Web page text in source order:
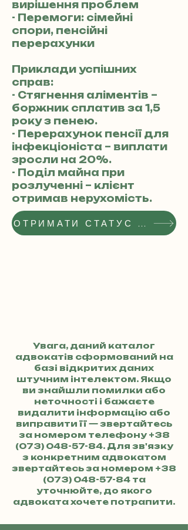
вирішення проблем
- Перемоги: сімейні
спори, пенсійні
перерахунки
Приклади успішних
справ:
- Стягнення аліментів –
боржник сплатив за 1,5
року з пенею.
- Перерахунок пенсії для
інфекціоніста – виплати
зросли на 20%.
- Поділ майна при
розлученні – клієнт
отримав нерухомість.
ОТРИМАТИ СТАТУС РЕКОМЕНДОВАНОГО АДВОКАТА
Увага, даний каталог
адвокатів сформований на
базі відкритих даних
штучним інтелектом. Якщо
ви знайшли помилки або
неточності і бажаєте
видалити інформацію або
виправити її — звертайтесь
за номером телефону +38
(073) 048-57-84. Для зв'язку
з конкретним адвокатом
звертайтесь за номером +38
(073) 048-57-84та
уточнюйте, до якого
адвоката хочете потрапити.